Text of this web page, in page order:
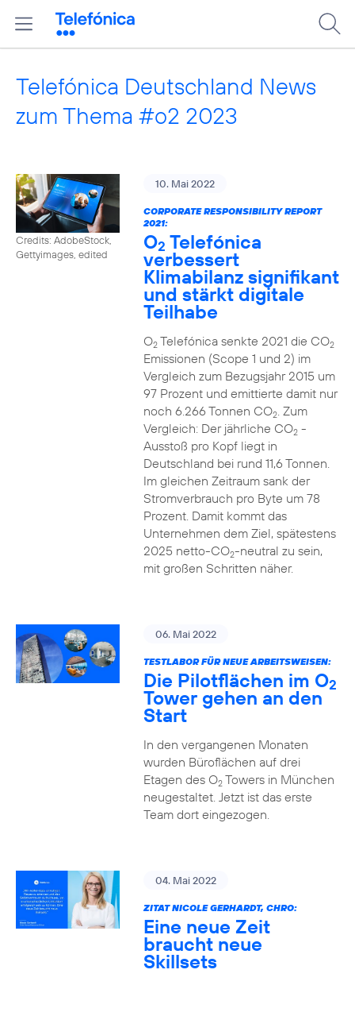
Telefónica Deutschland News
zum Thema #o2 2023
Credits: AdobeStock,
Gettyimages, edited
10. Mai 2022
CORPORATE RESPONSIBILITY REPORT
2021:
O2 Telefónica
verbessert
Klimabilanz signifikant
und stärkt digitale
Teilhabe
O2Telefónica senkte 2021 die CO2
Emissionen (Scope 1 und 2) im
Vergleich zum Bezugsjahr 2015 um
97 Prozent und emittierte damit nur
noch 6.266 Tonnen CO2. Zum
Vergleich: Der jährliche CO2-
Ausstoß pro Kopf liegt in
Deutschland bei rund 11,6 Tonnen.
Im gleichen Zeitraum sank der
Stromverbrauch pro Byte um 78
Prozent. Damit kommt das
Unternehmen dem Ziel, spätestens
2025 netto-CO2-neutral zu sein,
mit großen Schritten näher.
06. Mai 2022
TESTLABOR FÜR NEUE ARBEITSWEISEN:
Die Pilotflächen im O2
Tower gehen an den
Start
In den vergangenen Monaten
wurden Büroflächen auf drei
Etagen des O2Towers in München
neugestaltet. Jetzt ist das erste
Team dort eingezogen.
04. Mai 2022
ZITAT NICOLE GERHARDT, CHRO:
Eine neue Zeit
braucht neue
Skillsets